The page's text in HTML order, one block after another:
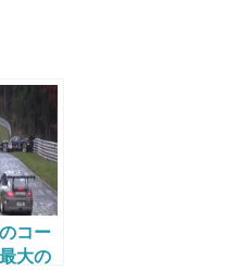
コー
大の